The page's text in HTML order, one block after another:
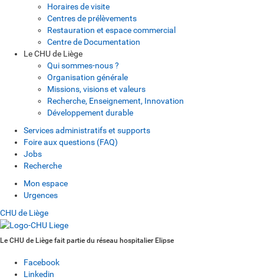
Horaires de visite
Centres de prélèvements
Restauration et espace commercial
Centre de Documentation
Le CHU de Liège
Qui sommes-nous ?
Organisation générale
Missions, visions et valeurs
Recherche, Enseignement, Innovation
Développement durable
Services administratifs et supports
Foire aux questions (FAQ)
Jobs
Recherche
Mon espace
Urgences
CHU de Liège
Le CHU de Liège fait partie du réseau hospitalier Elipse
Facebook
Linkedin